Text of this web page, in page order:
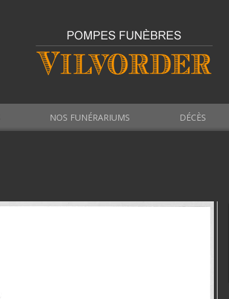
NOS FUNÉRARIUMS DÉCÈS